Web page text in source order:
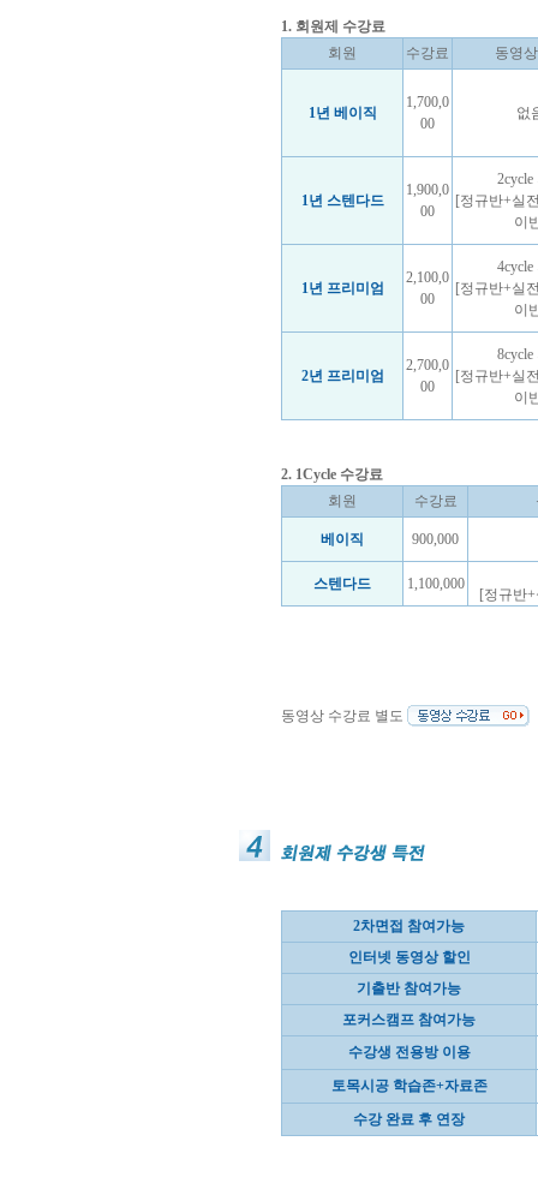
1. 회원제 수강료
회원
수강료 동영
1년 베이직
1,700,0
00
없
1년 스텐다드
1,900,0
00
2cycle
[정규반+실
이
1년 프리미엄
2,100,0
00
4cycle
[정규반+실
이
2년 프리미엄
2,700,0
00
8cycle
[정규반+실
이
2. 1Cycle 수강료
회원
수강료
베이직 900,000
스텐다드 1,100,000
[정규반
동영상 수강료 별도
2차면접 참여가능
인터넷 동영상 할인
기출반 참여가능
포커스캠프 참여가능
수강생 전용방 이용
토목시공 학습존+자료존
수강 완료 후 연장